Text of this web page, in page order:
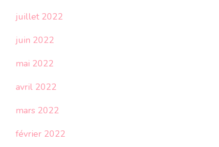
juillet 2022
juin 2022
mai 2022
avril 2022
mars 2022
février 2022